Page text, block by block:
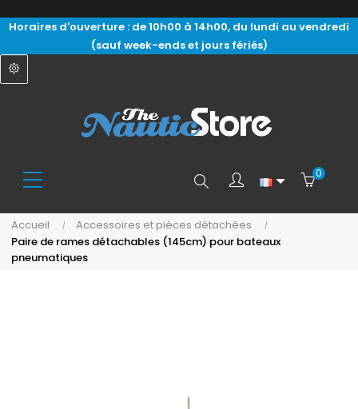
Horaires d'ouverture : de 10h00 à 14h00, du lundi au vendredi
(sauf week-ends et jours fériés)
Search
here...
0
Accueil
Accessoires et pièces détachées
Paire de rames détachables (145cm) pour bateaux
pneumatiques